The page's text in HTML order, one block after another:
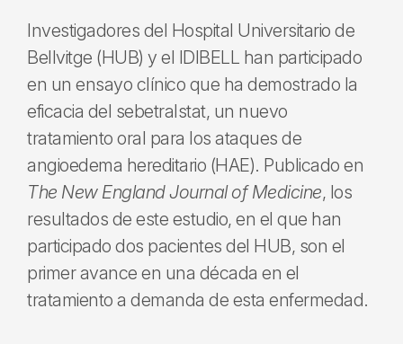
Investigadores del Hospital Universitario de
Bellvitge (HUB) y el IDIBELL han participado
en un ensayo clínico que ha demostrado la
eficacia del sebetralstat, un nuevo
tratamiento oral para los ataques de
angioedema hereditario (HAE). Publicado en
The New England Journal of Medicine, los
resultados de este estudio, en el que han
participado dos pacientes del HUB, son el
primer avance en una década en el
tratamiento a demanda de esta enfermedad.